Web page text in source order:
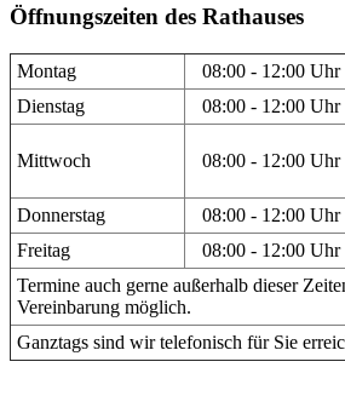
Öffnungszeiten des Rathauses
Montag 08:00 - 12:00 Uhr
Dienstag
08:00 - 12:00 Uhr
Mittwoch 08:00 - 12:00 Uhr
Donnerstag 08:00 - 12:00 Uhr
Freitag
08:00 - 12:00 Uhr
Termine auch gerne außerhalb dieser
Vereinbarung möglich.
Ganztags sind wir telefonisch für Sie